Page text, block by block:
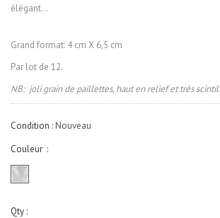
élégant...
Grand format: 4 cm X 6,5 cm
Par lot de 12.
NB: joli grain de paillettes, haut en relief et très
Condition : Nouveau
Couleur :
Qty :